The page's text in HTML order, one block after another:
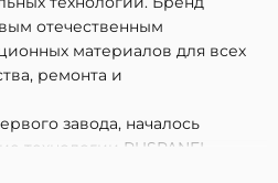
отечественным
материалов для всех
ремонта и
завода, началось
RUSPANEL,
материалах.